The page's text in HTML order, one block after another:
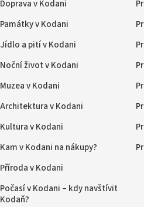
Doprava v Kodani
Památky v Kodani
Jídlo a pití v Kodani
Noční život v Kodani
Muzea v Kodani
Architektura v Kodani
Kultura v Kodani
Kam v Kodani na nákupy?
Příroda v Kodani
Počasí v Kodani – kdy navštívit
Kodaň?